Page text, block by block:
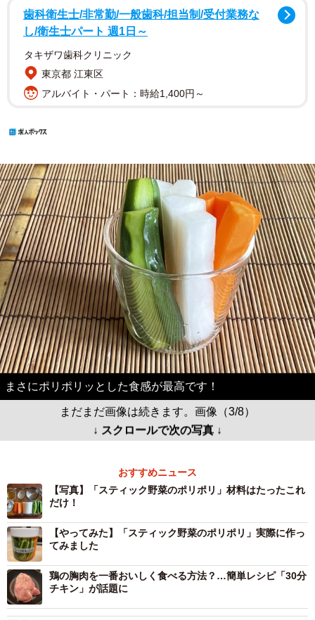
歯科衛生士/非常勤/一般歯科/担当制/受付業務な
し/衛生士パート 週1日～
タキザワ歯科クリニック
東京都 江東区
アルバイト・パート：時給1,400円～
まさにポリポリッとした食感が最高です！
まだまだ画像は続きます。画像（3/8）
↓ スクロールで次の写真 ↓
おすすめニュース
【写真】「スティック野菜のポリポリ」材料はたったこれ
だけ！
【やってみた】「スティック野菜のポリポリ」実際に作っ
てみました
鶏の胸肉を一番おいしく食べる方法？…簡単レシピ「30分
チキン」が話題に